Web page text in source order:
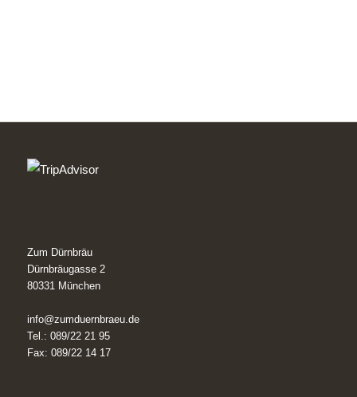
Zum Dürnbräu
Dürnbräugasse 2
80331 München
info@zumduernbraeu.de
Tel.: 089/22 21 95
Fax: 089/22 14 17